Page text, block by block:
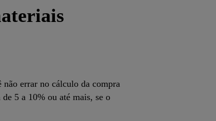
não errar no cálculo da compra
5 a 10% ou até mais, se o